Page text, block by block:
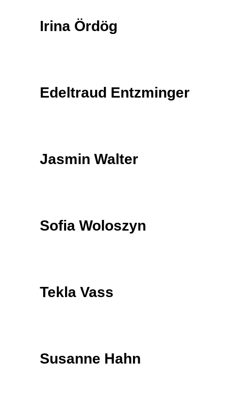
Irina Ördög
Edeltraud Entzminger
Jasmin Walter
Sofia Woloszyn
Tekla Vass
Susanne Hahn